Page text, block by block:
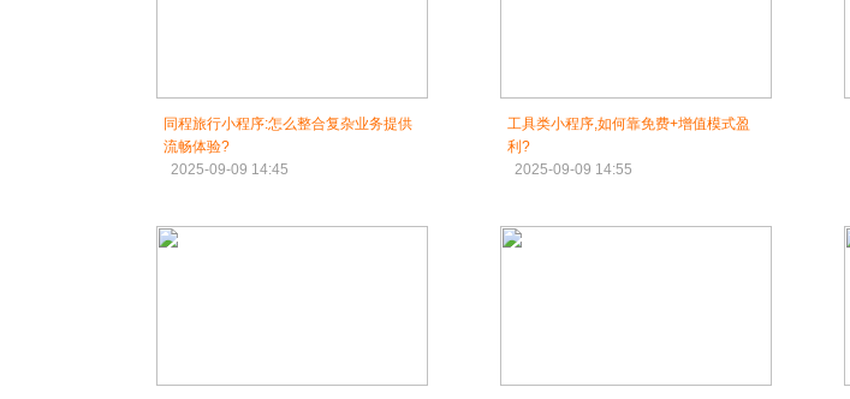
同程旅行小程序:怎么整合复杂业务提供
流畅体验?
2025-09-09 14:45
工具类小程序,如何靠免费+增值模式盈
利?
2025-09-09 14:55